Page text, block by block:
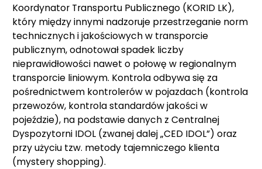
Koordynator Transportu Publicznego (KORID LK),
który między innymi nadzoruje przestrzeganie norm
technicznych i jakościowych w transporcie
publicznym, odnotował spadek liczby
nieprawidłowości nawet o połowę w regionalnym
transporcie liniowym. Kontrola odbywa się za
pośrednictwem kontrolerów w pojazdach (kontrola
przewozów, kontrola standardów jakości w
pojeździe), na podstawie danych z Centralnej
Dyspozytorni IDOL (zwanej dalej „CED IDOL”) oraz
przy użyciu tzw. metody tajemniczego klienta
(mystery shopping).